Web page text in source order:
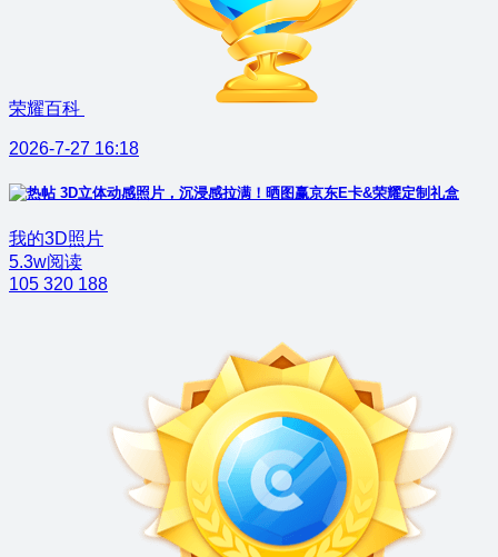
荣耀百科
2026-7-27 16:18
3D立体动感照片，沉浸感拉满！晒图赢京东E卡&荣耀定制礼盒
我的3D照片
5.3w阅读
105 320 188